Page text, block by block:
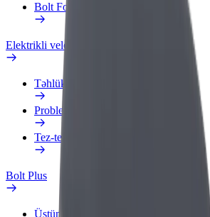
Bolt Food for Business
Elektrikli velosipedlər
Təhlükəsizlik Laboratoriyası
Problemi bildir
Tez-tez verilən suallar
Bolt Plus
Üstünlüklər